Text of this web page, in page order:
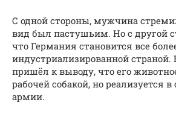
С одной стороны, мужчина
вид был пастушьим. Но с другой
что Германия становится все
индустриализированной
пришёл к выводу, что его
рабочей собакой, но реализуется
армии.